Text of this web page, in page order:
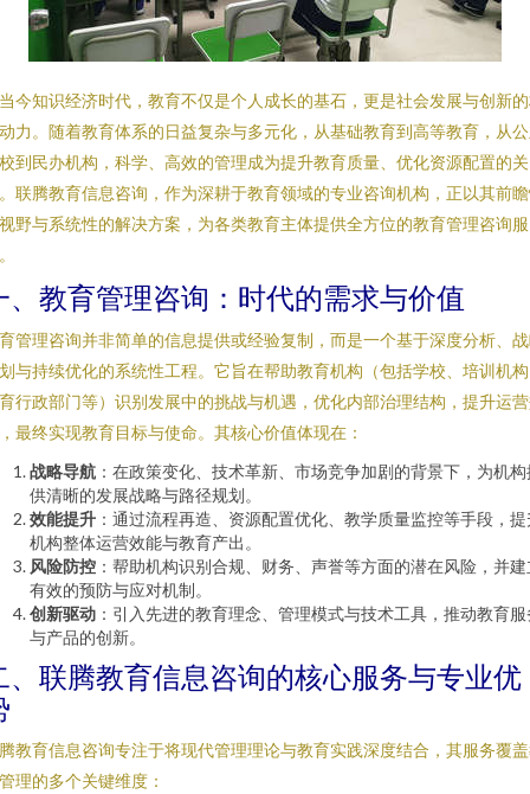
今知识经济时代，教育不仅是个人成长的基石，更是社会发展与创新
力。随着教育体系的日益复杂与多元化，从基础教育到高等教育，从
到民办机构，科学、高效的管理成为提升教育质量、优化资源配置的关
联腾教育信息咨询，作为深耕于教育领域的专业咨询机构，正以其前
野与系统性的解决方案，为各类教育主体提供全方位的教育管理咨询服
、教育管理咨询：时代的需求与价值
管理咨询并非简单的信息提供或经验复制，而是一个基于深度分析、
与持续优化的系统性工程。它旨在帮助教育机构（包括学校、培训机
行政部门等）识别发展中的挑战与机遇，优化内部治理结构，提升运
最终实现教育目标与使命。其核心价值体现在：
战略导航 ：在政策变化、技术革新、市场竞争加剧的背景下，为机构
供清晰的发展战略与路径规划。
效能提升 ：通过流程再造、资源配置优化、教学质量监控等手段，提
机构整体运营效能与教育产出。
风险防控 ：帮助机构识别合规、财务、声誉等方面的潜在风险，并建
有效的预防与应对机制。
创新驱动 ：引入先进的教育理念、管理模式与技术工具，推动教育服
与产品的创新。
、联腾教育信息咨询的核心服务与专业优
教育信息咨询专注于将现代管理理论与教育实践深度结合，其服务覆
理的多个关键维度：